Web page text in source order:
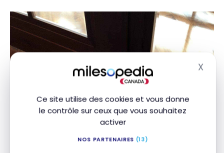
Ce site utilise des cookies et vous donne
le contrôle sur ceux que vous souhaitez
activer
NOS PARTENAIRES (13)
X